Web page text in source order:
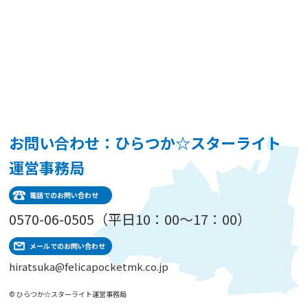
お問い合わせ：ひらつか☆スターライト
運営事務局
電話でのお問い合わせ
0570-06-0505（平日10：00～17：00）
メールでのお問い合わせ
hiratsuka@felicapocketmk.co.jp
© ひらつか☆スターライト運営事務局